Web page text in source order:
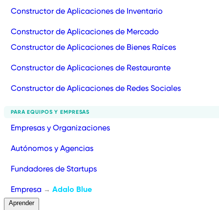
Constructor de Aplicaciones de Inventario
Constructor de Aplicaciones de Mercado
Constructor de Aplicaciones de Bienes Raíces
Constructor de Aplicaciones de Restaurante
Constructor de Aplicaciones de Redes Sociales
PARA EQUIPOS Y EMPRESAS
Empresas y Organizaciones
Autónomos y Agencias
Fundadores de Startups
Empresa → Adalo Blue
Aprender